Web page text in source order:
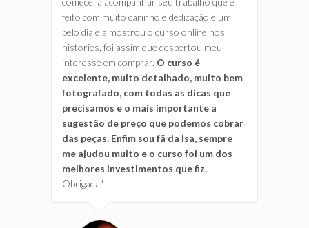
feito com muito carinho e dedicação e um
belo dia ela mostrou o curso online nos
histories, foi assim que despertou meu
interesse em comprar. O curso é
excelente, muito detalhado, muito bem
fotografado, com todas as dicas que
precisamos e o mais importante a
sugestão de preço que podemos cobrar
das peças. Enfim sou fã da Isa, sempre
me ajudou muito e o curso foi um dos
melhores investimentos que fiz.
Obrigada"